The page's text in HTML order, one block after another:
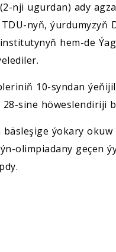
nji ugurdan) ady
nyň, ýurdumyzyň
hem-de
10-syndan
sine höweslendiriji
ýokary okuw
olimpiadany geçen